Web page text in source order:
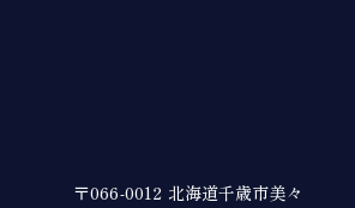
〒066-0012 北海道千歳市美々